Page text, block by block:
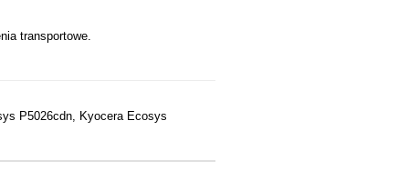
transportowe.
P5026cdn, Kyocera Ecosys